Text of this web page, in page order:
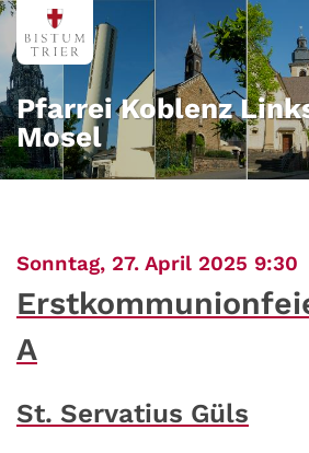
Zum Inhalt springen
Pfarrei Koblenz
Mosel
Sonntag, 27. April 2025 9:30
A
St. Servatius Güls